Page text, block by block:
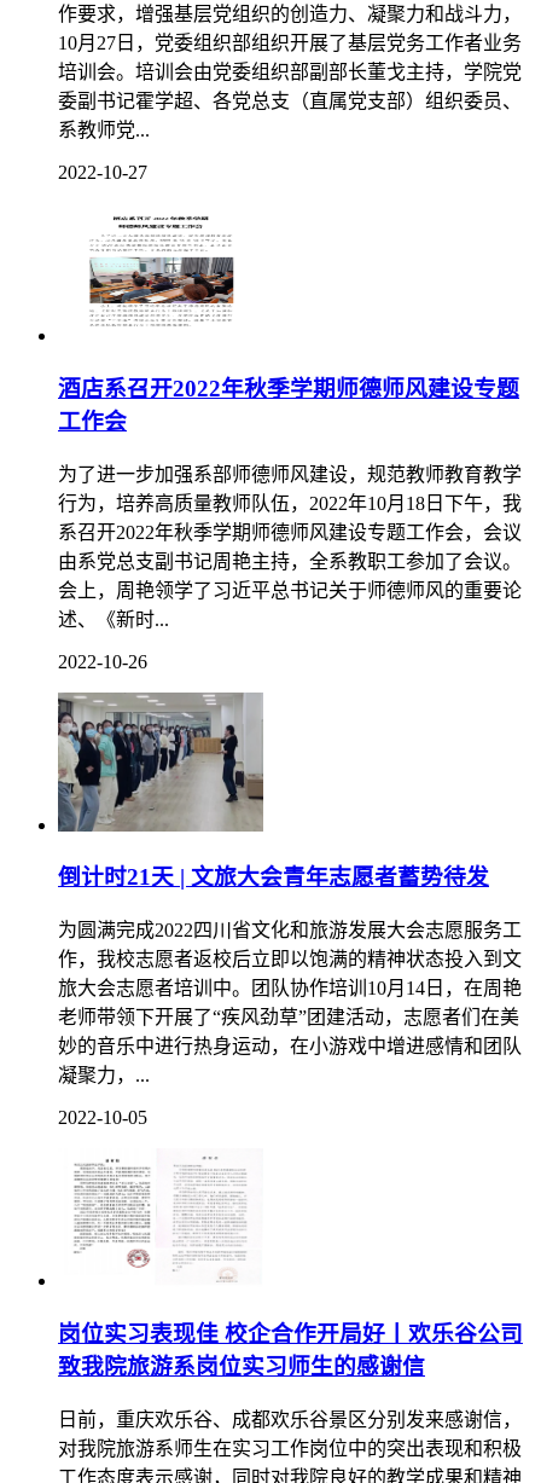
作要求，增强基层党组织的创造力、凝聚力和战斗力，
10月27日，党委组织部组织开展了基层党务工作者业务
培训会。培训会由党委组织部副部长董戈主持，学院党
委副书记霍学超、各党总支（直属党支部）组织委员、
系教师党...
2022-10-27
酒店系召开2022年秋季学期师德师风建设专题
工作会
为了进一步加强系部师德师风建设，规范教师教育教学
行为，培养高质量教师队伍，2022年10月18日下午，我
系召开2022年秋季学期师德师风建设专题工作会，会议
由系党总支副书记周艳主持，全系教职工参加了会议。
会上，周艳领学了习近平总书记关于师德师风的重要论
述、《新时...
2022-10-26
倒计时21天 | 文旅大会青年志愿者蓄势待发
为圆满完成2022四川省文化和旅游发展大会志愿服务工
作，我校志愿者返校后立即以饱满的精神状态投入到文
旅大会志愿者培训中。团队协作培训10月14日，在周艳
老师带领下开展了“疾风劲草”团建活动，志愿者们在美
妙的音乐中进行热身运动，在小游戏中增进感情和团队
凝聚力，...
2022-10-05
岗位实习表现佳 校企合作开局好丨欢乐谷公司
致我院旅游系岗位实习师生的感谢信
日前，重庆欢乐谷、成都欢乐谷景区分别发来感谢信，
对我院旅游系师生在实习工作岗位中的突出表现和积极
工作态度表示感谢，同时对我院良好的教学成果和精神